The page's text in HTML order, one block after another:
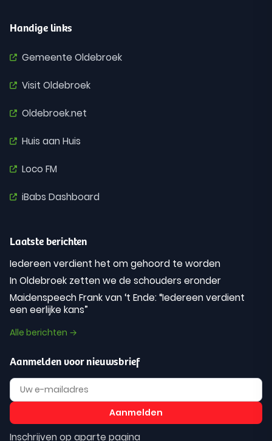
Handige links
Gemeente Oldebroek
Visit Oldebroek
Oldebroek.net
Huis aan Huis
Loco FM
iBabs Dashboard
Laatste berichten
Iedereen verdient het om gehoord te worden
In Oldebroek zetten we de schouders eronder
Maidenspeech Frank van ‘t Ende: “Iedereen verdient
een eerlijke kans”
Alle berichten →
Aanmelden voor nieuwsbrief
Inschrijven op aparte pagina